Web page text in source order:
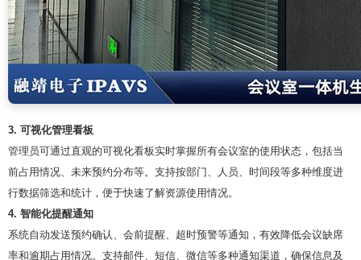
3. 可视化管理看板
管理员可通过直观的可视化看板实时掌握所有会议室的使用状态，包括当
前占用情况、未来预约分布等。支持按部门、人员、时间段等多种维度进
行数据筛选和统计，便于快速了解资源使用情况。
4. 智能化提醒通知
系统自动发送预约确认、会前提醒、超时预警等通知，有效降低会议缺席
率和逾期占用情况。支持邮件、短信、微信等多种通知渠道，确保信息及